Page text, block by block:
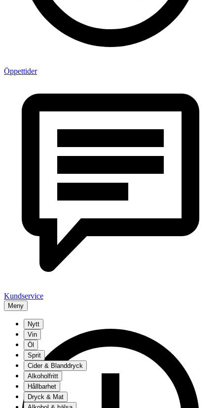
Öppettider
Kundservice
Meny
Nytt
Vin
Öl
Sprit
Cider & Blanddryck
Alkoholfritt
Hållbarhet
Dryck & Mat